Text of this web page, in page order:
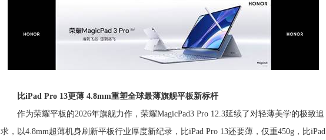
比iPad Pro 13更薄 4.8mm重塑全球最薄旗舰平板新标杆
作为荣耀平板的2026年旗舰力作，荣耀MagicPad3 Pro 12.3延续了对轻薄美学的极致追
求，以4.8mm超薄机身刷新平板行业厚度新纪录，比iPad Pro 13还要薄，仅重450g，比iPad